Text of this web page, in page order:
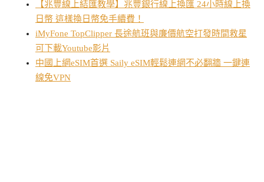
【兆豐線上結匯教學】兆豐銀行線上換匯 24小時線上換
日幣 這樣換日幣免手續費！
iMyFone TopClipper 長途航班與廉價航空打發時間救星
可下載Youtube影片
中國上網eSIM首選 Saily eSIM輕鬆連網不必翻牆 一鍵連
線免VPN